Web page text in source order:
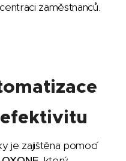
zaměstnanců.
je zajištěna pomocí